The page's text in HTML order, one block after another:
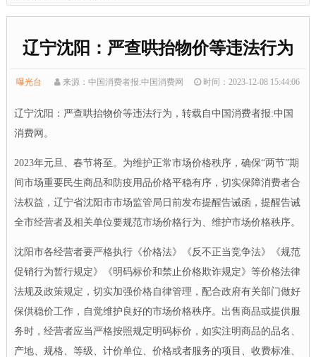
辽宁沈阳：严查哄抬物价等违法行为
曝光台 来源：中国消费者报:中国消费网 时间：2023-12-08 15:44:06
辽宁沈阳：严查哄抬物价等违法行为，转载自中国消费者报:中国
消费网。
2023年元旦、春节将至。为维护正常市场价格秩序，确保“两节”期
间市场重要民生商品和防疫用品价格平稳有序，切实保障消费者合
法权益，辽宁省沈阳市市场监管局日前发布提醒告诫函，提醒告诫
全市经营者及相关单位要规范市场价格行为、维护市场价格秩序。
沈阳市各经营者要严格执行《价格法》《反不正当竞争法》《规范
促销行为暂行规定》《明码标价和禁止价格欺诈规定》等价格法律
法规及政策规定，切实加强价格自律管理，配合政府有关部门做好
保供稳价工作，自觉维护良好的市场价格秩序。出售商品或提供服
务时，经营者应当严格按照规定明码标价，如实注明商品的品名、
产地、规格、等级、计价单位、价格或者服务的项目、收费标准、